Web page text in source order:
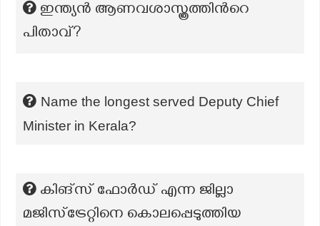
ഇന്ത്യന്‍ ആണവശാസ്ത്രത്തിന്‍റെ
പിതാവ്?
Name the longest served Deputy Chief
Minister in Kerala?
കിങ്സ് ഫോർഡ് എന്ന ജില്ലാ
മജിസ്ട്രേറ്റിനെ കൊലപ്പെടുത്തിയ